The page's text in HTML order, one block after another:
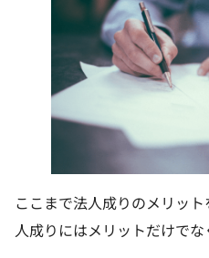
ここまで法人成りのメリッ
人成りにはメリットだけでな